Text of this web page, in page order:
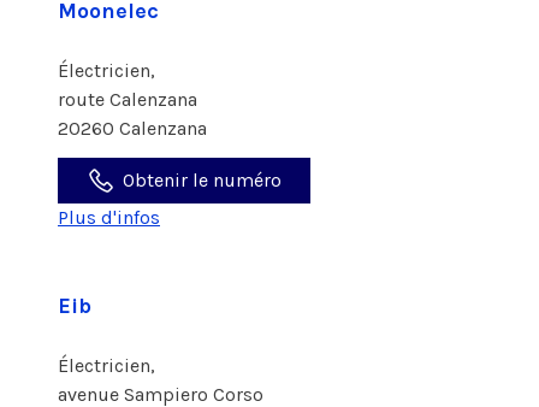
Moonelec
Électricien,
route Calenzana
20260 Calenzana
Obtenir le numéro
Plus d'infos
Eib
Électricien,
avenue Sampiero Corso